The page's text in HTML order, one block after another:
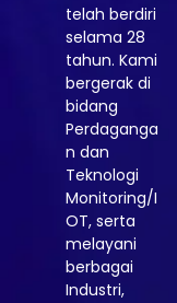
telah berdiri
selama 28
tahun. Kami
bergerak di
bidang
Perdaganga
n dan
Teknologi
Monitoring/I
OT, serta
melayani
berbagai
Industri,